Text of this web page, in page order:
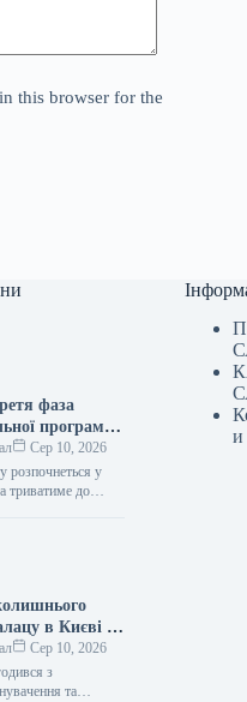
this browser for the
фаза
програми
Японії
Сер 10, 2026
розпочнеться у
триватиме до
Управління
в Києві за
повинні
Сер 10, 2026
з
та
и